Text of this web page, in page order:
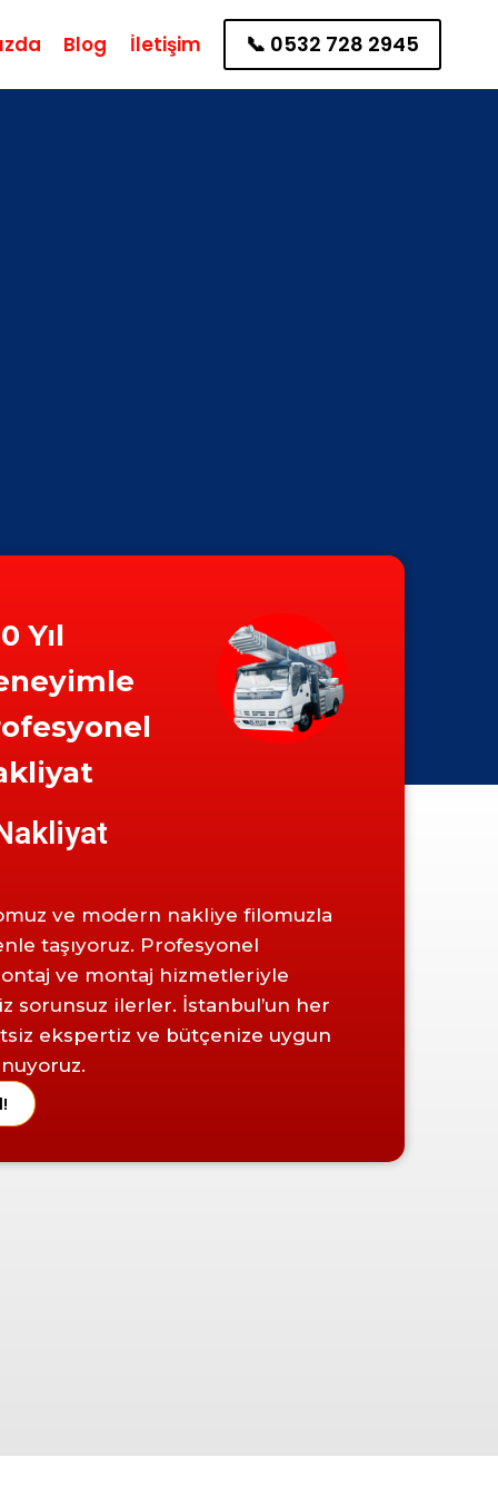
Blog İletişim 📞 0532 728 2945
Yıl
ve modern nakliye filomuzla
taşıyoruz. Profesyonel
ve montaj hizmetleriyle
sorunsuz ilerler. İstanbul’un her
ekspertiz ve bütçenize uygun